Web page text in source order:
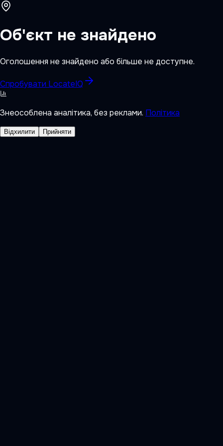
Об'єкт не знайдено
Оголошення не знайдено або більше не доступне.
Спробувати LocateIQ
Знеособлена аналітика, без реклами. Політика
Відхилити Прийняти